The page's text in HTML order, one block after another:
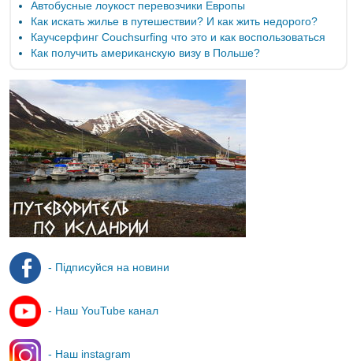
Автобусные лоукост перевозчики Европы
Как искать жилье в путешествии? И как жить недорого?
Каучсерфинг Couchsurfing что это и как воспользоваться
Как получить американскую визу в Польше?
- Підписуйся на новини
- Наш YouTube канал
- Наш instagram